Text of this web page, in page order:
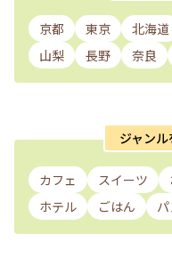
京都 東京 北海道
山梨
長野 奈良
ジャン
カフェ スイーツ
ホテル
ごはん